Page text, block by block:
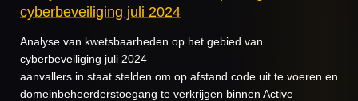
cyberbeveiliging juli 2024
Analyse van kwetsbaarheden op het gebied van
cyberbeveiliging juli 2024
aanvallers in staat stelden om op afstand code uit te voeren en
domeinbeheerderstoegang te verkrijgen binnen Active